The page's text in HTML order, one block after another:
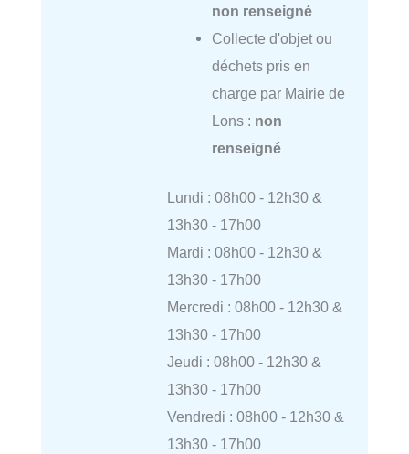
non renseigné
Collecte d'objet ou
déchets pris en
charge par Mairie de
Lons : non
renseigné
Lundi : 08h00 - 12h30 &
13h30 - 17h00
Mardi : 08h00 - 12h30 &
13h30 - 17h00
Mercredi : 08h00 - 12h30 &
13h30 - 17h00
Jeudi : 08h00 - 12h30 &
13h30 - 17h00
Vendredi : 08h00 - 12h30 &
13h30 - 17h00